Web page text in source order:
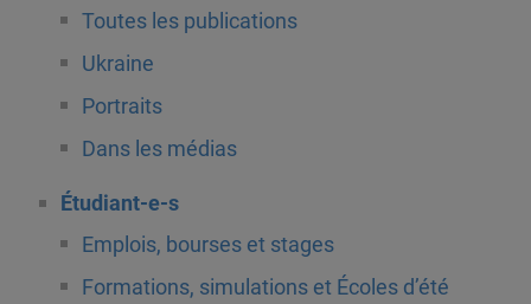
Toutes les publications
Ukraine
Portraits
Dans les médias
Étudiant-e-s
Emplois, bourses et stages
Formations, simulations et Écoles d’été